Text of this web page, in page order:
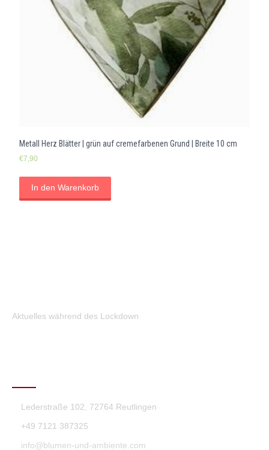
Metall Herz Blätter | grün auf cremefarbenen Grund | Breite 10 cm
€7,90
In den Warenkorb
Aktuelles während des Lockdown
Lederstraße 102, 72764 Reutlingen
+49 7121 387325
info@blumen-und-ambiente.com